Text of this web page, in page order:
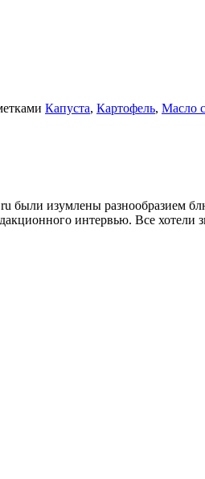
Капуста, Картофель, Масло
были изумлены
интервью. Все хотели